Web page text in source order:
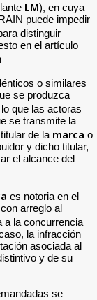
de 7 de
las demandantes
no
de la clase 18,
se puede
idénticos
según señala
que se
que los bolsos
algún tipo de
el riesgo de
lado, la demanda
de la moda y
34.2 c)LM, la
de confusión,
un
así como un
de infracción